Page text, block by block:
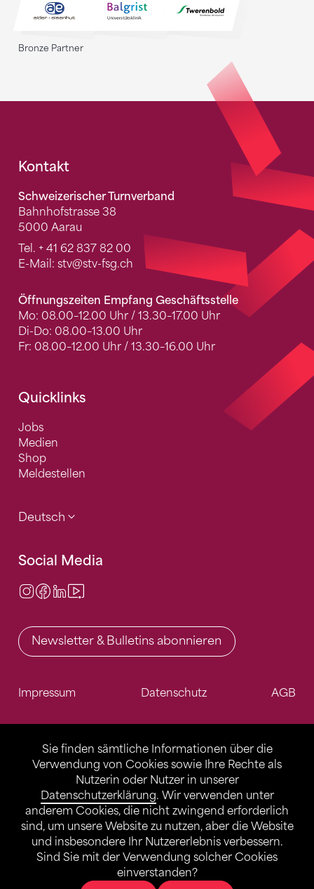
Sie finden sämtliche Informationen über die
Verwendung von Cookies sowie Ihre Rechte als
Nutzerin oder Nutzer in unserer
Datenschutzerklärung. Wir verwenden unter
anderem Cookies, die nicht zwingend erforderlich
sind, um unsere Website zu nutzen, aber die Website
und insbesondere Ihr Nutzererlebnis verbessern.
Sind Sie mit der Verwendung solcher Cookies
einverstanden?
Bronze Partner
Fusszeile
Kontakt
Schweizerischer Turnverband
Bahnhofstrasse 38
5000 Aarau
Tel. + 41 62 837 82 00
E-Mail: stv@stv-fsg.ch
Öffnungszeiten Empfang Geschäftsstelle
Mo: 08.00–12.00 Uhr / 13.30–17.00 Uhr
Di-Do: 08.00–13.00 Uhr
Fr: 08.00–12.00 Uhr / 13.30–16.00 Uhr
Quicklinks
Jobs
Medien
Shop
Meldestellen
Deutsch
Social Media
Instagram
Facebook
LinkedIn
Newsletter & Bulletins abonnieren
Impressum Datenschutz AGB